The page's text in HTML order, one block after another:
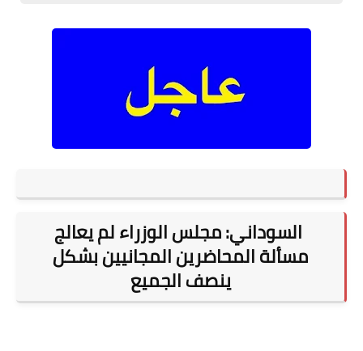
السوداني: مجلس الوزراء لم يعالج
مسألة المحاضرين المجانيين بشكل
ينصف الجميع